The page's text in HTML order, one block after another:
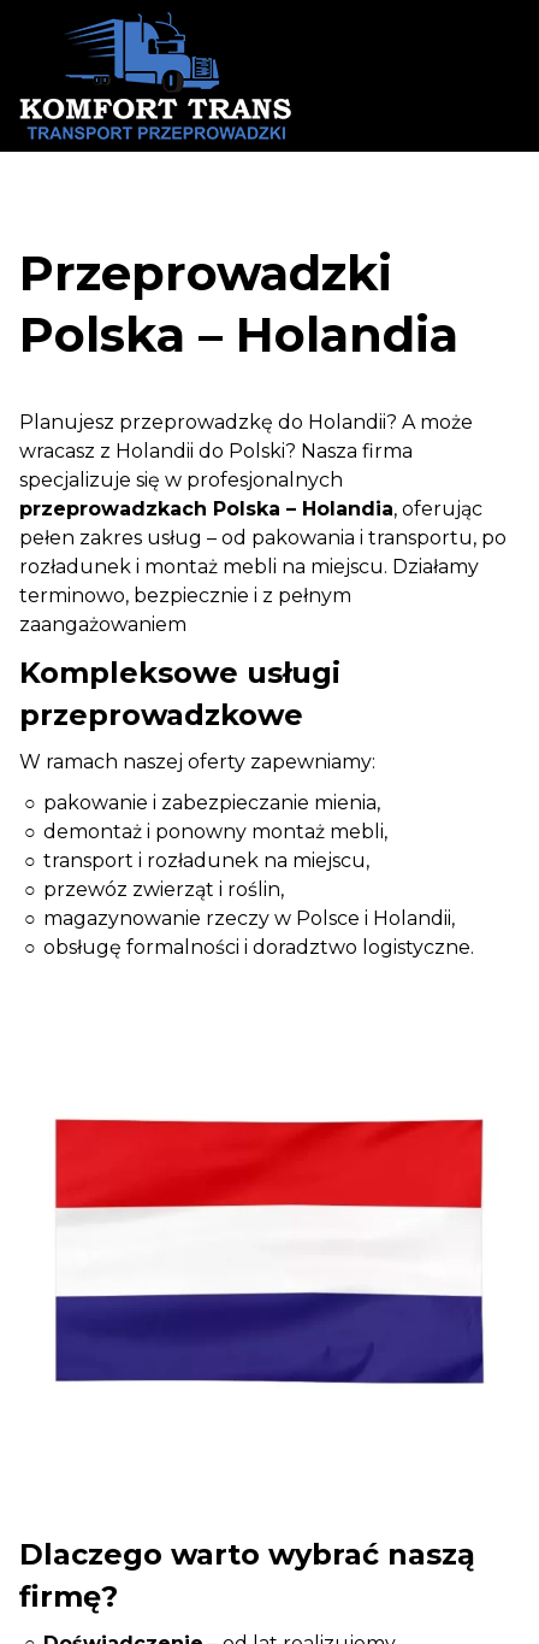
Przeprowadzki
Polska – Holandia
Planujesz przeprowadzkę do Holandii? A może
wracasz z Holandii do Polski? Nasza firma
specjalizuje się w profesjonalnych
przeprowadzkach Polska – Holandia, oferując
pełen zakres usług – od pakowania i transportu, po
rozładunek i montaż mebli na miejscu. Działamy
terminowo, bezpiecznie i z pełnym
zaangażowaniem
Kompleksowe usługi
przeprowadzkowe
W ramach naszej oferty zapewniamy:
pakowanie i zabezpieczanie mienia,
demontaż i ponowny montaż mebli,
transport i rozładunek na miejscu,
przewóz zwierząt i roślin,
magazynowanie rzeczy w Polsce i Holandii,
obsługę formalności i doradztwo logistyczne.
Dlaczego warto wybrać naszą
firmę?